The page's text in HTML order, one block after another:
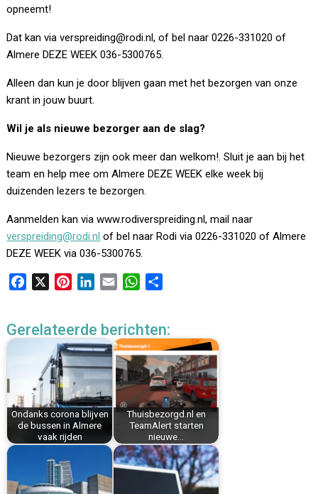
opneemt!
Dat kan via verspreiding@rodi.nl, of bel naar 0226-331020 of
Almere DEZE WEEK 036-5300765.
Alleen dan kun je door blijven gaan met het bezorgen van onze
krant in jouw buurt.
Wil je als nieuwe bezorger aan de slag?
Nieuwe bezorgers zijn ook meer dan welkom!. Sluit je aan bij het
team en help mee om Almere DEZE WEEK elke week bij
duizenden lezers te bezorgen.
Aanmelden kan via www.rodiverspreiding.nl, mail naar
verspreiding@rodi.nl of bel naar Rodi via 0226-331020 of Almere
DEZE WEEK via 036-5300765.
e
k
t
e
r
e
s
t
k
e
d
I
n
i
l
W
t
s
A
p
p
e
n
Gerelateerde berichten:
Ondanks corona blijven
de bussen in Almere
vaak rijden
Thuisbezorgd.nl en
TeamAlert starten
nieuwe…